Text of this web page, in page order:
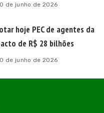
de junho de 2026
hoje PEC de agentes da
de R$ 28 bilhões
de junho de 2026